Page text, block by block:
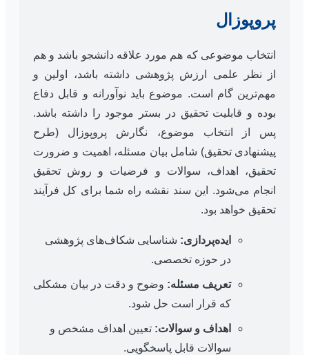
پروپوزال
انتخاب موضوعی که هم مورد علاقه دانشجو باشد و هم
از نظر علمی ارزش پژوهشی داشته باشد، اولین و
مهم‌ترین گام است. موضوع باید نوآورانه و قابل دفاع
بوده و قابلیت تحقیق در بستر موجود را داشته باشد.
پس از انتخاب موضوع، نگارش پروپوزال (طرح
پیشنهادی تحقیق) شامل بیان مسئله، اهمیت و ضرورت
تحقیق، اهداف، سوالات و فرضیات و روش تحقیق
انجام می‌شود. این سند نقشه راه شما برای کل فرآیند
تحقیق خواهد بود.
ایده‌پردازی: شناسایی شکاف‌های پژوهشی
در حوزه تخصصی.
تعریف مسئله: وضوح و دقت در بیان مشکلی
که قرار است حل شود.
اهداف و سوالات: تعیین اهداف مشخص و
سوالات قابل پاسخگویی.